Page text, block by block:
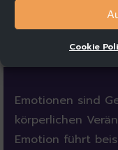
Cookie
Emotionen sind
körperlichen
Emotion führt